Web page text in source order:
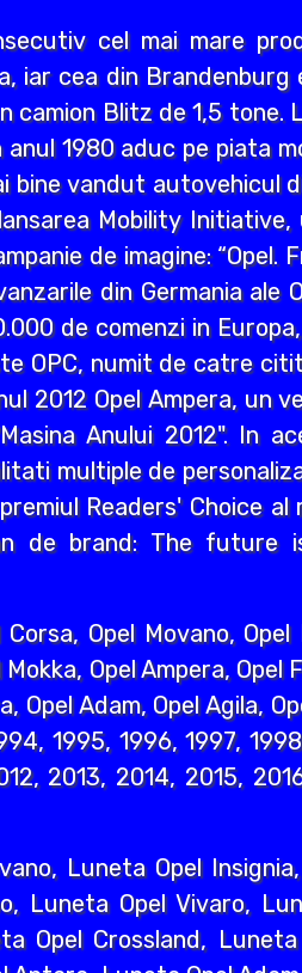
cel mai mare
iar cea din
camion Blitz de 1,5 tone.
1980 aduc pe piata
bine vandut autovehicul
Mobility
de imagine: “Opel.
din Germania ale
de comenzi in
OPC, numit de catre
2012 Opel Ampera, un
Anului 2012". In
multiple de
Readers' Choice al
de brand: The future is
Opel Movano, Opel
Opel Ampera, Opel
Opel Adam, Opel Agila,
1995, 1996, 1997,
2013, 2014, 2015,
Luneta Opel
Luneta Opel Vivaro,
Opel Crossland,